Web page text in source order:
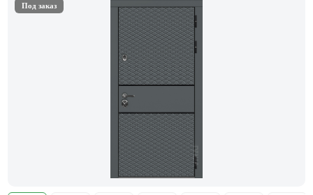
Под заказ